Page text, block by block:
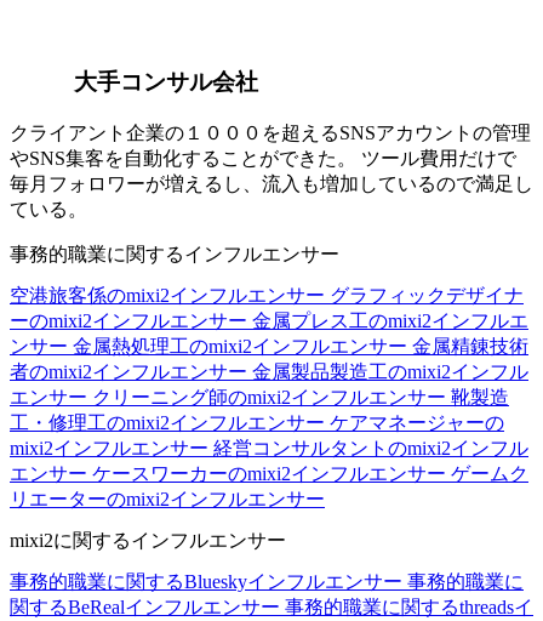
大手コンサル会社
クライアント企業の１０００を超えるSNSアカウントの管理
やSNS集客を自動化することができた。 ツール費用だけで
毎月フォロワーが増えるし、流入も増加しているので満足し
ている。
事務的職業に関するインフルエンサー
空港旅客係のmixi2インフルエンサー グラフィックデザイナ
ーのmixi2インフルエンサー 金属プレス工のmixi2インフルエ
ンサー 金属熱処理工のmixi2インフルエンサー 金属精錬技術
者のmixi2インフルエンサー 金属製品製造工のmixi2インフル
エンサー クリーニング師のmixi2インフルエンサー 靴製造
工・修理工のmixi2インフルエンサー ケアマネージャーの
mixi2インフルエンサー 経営コンサルタントのmixi2インフル
エンサー ケースワーカーのmixi2インフルエンサー ゲームク
リエーターのmixi2インフルエンサー
mixi2に関するインフルエンサー
事務的職業に関するBlueskyインフルエンサー 事務的職業に
関するBeRealインフルエンサー 事務的職業に関するthreadsイ